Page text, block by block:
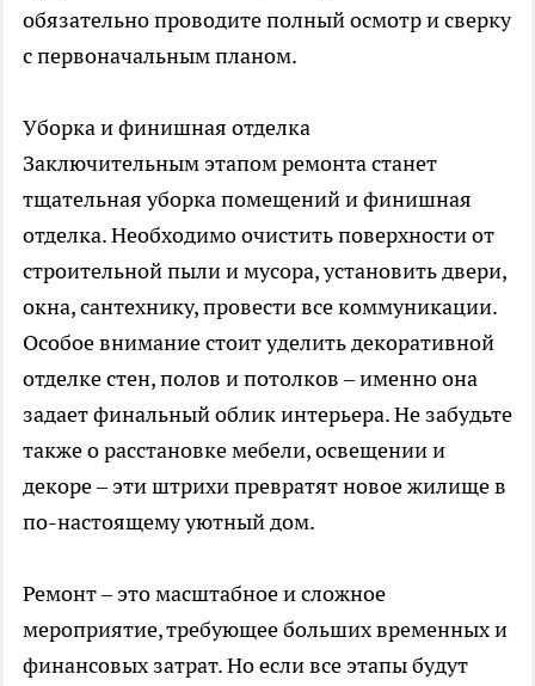
обязательно проводите полный осмотр и сверку
с первоначальным планом.
Уборка и финишная отделка
Заключительным этапом ремонта станет
тщательная уборка помещений и финишная
отделка. Необходимо очистить поверхности от
строительной пыли и мусора, установить двери,
окна, сантехнику, провести все коммуникации.
Особое внимание стоит уделить декоративной
отделке стен, полов и потолков – именно она
задает финальный облик интерьера. Не забудьте
также о расстановке мебели, освещении и
декоре – эти штрихи превратят новое жилище в
по-настоящему уютный дом.
Ремонт – это масштабное и сложное
мероприятие, требующее больших временных и
финансовых затрат. Но если все этапы будут